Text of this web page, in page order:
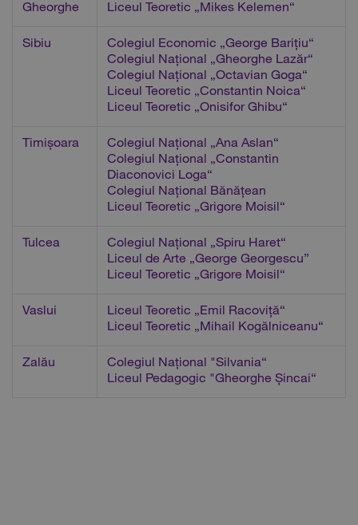
Gheorghe
Liceul Teoretic „Mikes Kelemen“
Sibiu
Colegiul Economic „George Barițiu“
Colegiul Național „Gheorghe Lazăr“
Colegiul Național „Octavian Goga“
Liceul Teoretic „Constantin Noica“
Liceul Teoretic „Onisifor Ghibu“
Timișoara
Colegiul Național „Ana Aslan“
Colegiul Național „Constantin
Diaconovici Loga“
Colegiul Național Bănățean
Liceul Teoretic „Grigore Moisil“
Tulcea
Colegiul Național „Spiru Haret“
Liceul de Arte „George Georgescu”
Liceul Teoretic „Grigore Moisil“
Vaslui
Liceul Teoretic „Emil Racoviță“
Liceul Teoretic „Mihail Kogălniceanu“
Zalău
Colegiul Național "Silvania“
Liceul Pedagogic "Gheorghe Șincai“